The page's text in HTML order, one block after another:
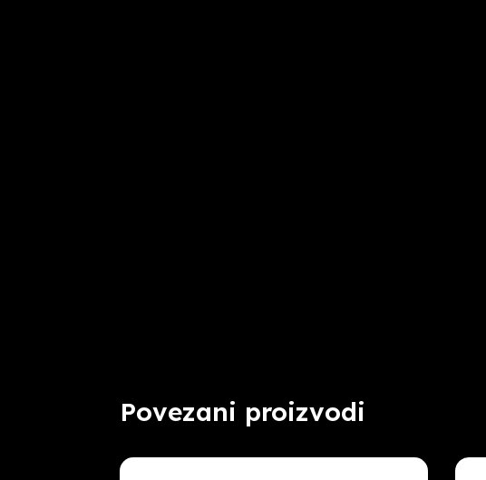
Povezani proizvodi